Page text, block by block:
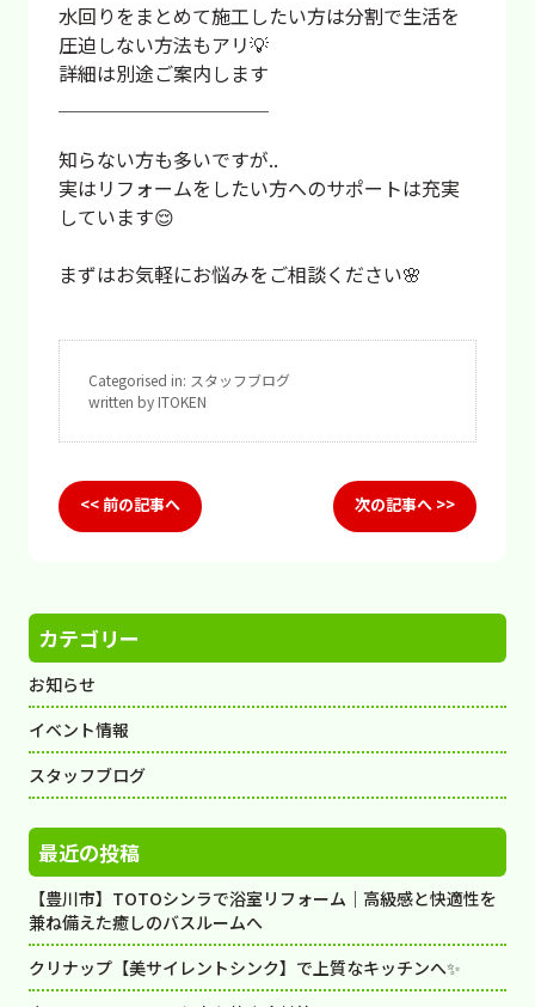
水回りをまとめて施工したい方は分割で生活を
圧迫しない方法もアリ💡
詳細は別途ご案内します
知らない方も多いですが..
実はリフォームをしたい方へのサポートは充実
しています😌
まずはお気軽にお悩みをご相談ください🌸
Categorised in: スタッフブログ
written by ITOKEN
<< 前の記事へ 次の記事へ >>
カテゴリー
お知らせ
イベント情報
スタッフブログ
最近の投稿
【豊川市】TOTOシンラで浴室リフォーム｜高級感と快適性を
兼ね備えた癒しのバスルームへ
クリナップ【美サイレントシンク】で上質なキッチンへ✨